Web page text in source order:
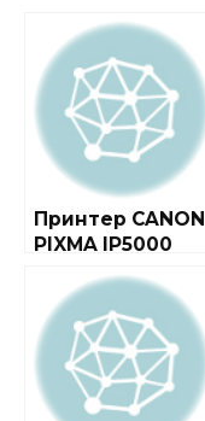
Принтер CANON
PIXMA IP5000